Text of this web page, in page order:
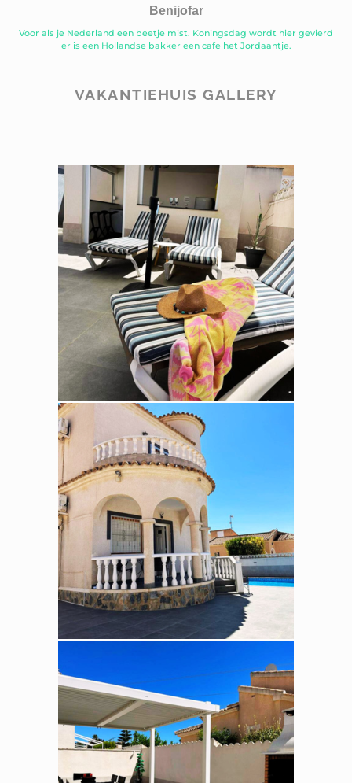
Benijofar
Voor als je Nederland een beetje mist. Koningsdag wordt hier gevierd
er is een Hollandse bakker een cafe het Jordaantje.
VAKANTIEHUIS GALLERY